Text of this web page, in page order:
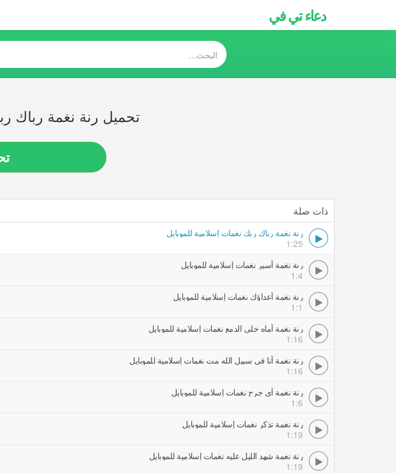
دعاء تي في
تحميل رنة نغمة رباك
ذات صلة
رنة نغمة رباك ربك نغمات إسلامية للموبايل
1:25
رنة نغمة أسير نغمات إسلامية للموبايل
1:4
رنة نغمة أعداؤك نغمات إسلامية للموبايل
1:1
رنة نغمة أماه خلي الدمع نغمات إسلامية للموبايل
1:16
رنة نغمة أنا في سبيل الله مت نغمات إسلامية للموبايل
1:16
رنة نغمة أي جرح نغمات إسلامية للموبايل
1:6
رنة نغمة تذكر نغمات إسلامية للموبايل
1:19
رنة نغمة شهد الليل عليه نغمات إسلامية للموبايل
1:19